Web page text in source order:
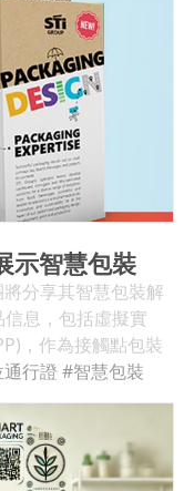
示智慧包裝
分享其智慧包裝解
息，包括虛擬實
，作為接觸點包裝
包裝將匯集整個價
盒專家。該聯合展
）協調，將展示互
性解決方案。 具有
的一部分，DPP 將逐
行證 #智慧包裝